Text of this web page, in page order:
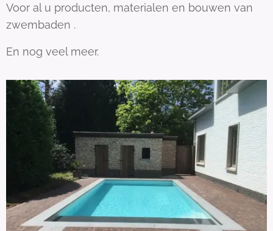
Voor al u producten, materialen en bouwen van
zwembaden .
En nog veel meer.